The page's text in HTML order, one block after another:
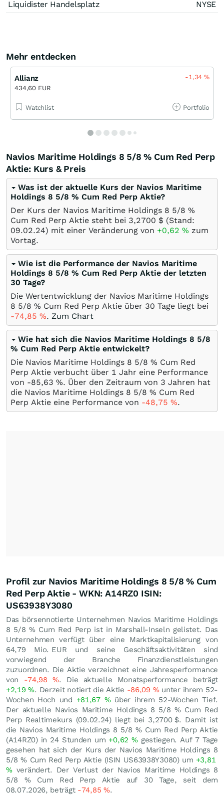
Liquidister Handelsplatz NYSE
Mehr entdecken
Allianz
434,60 EUR
-1,34%
Watchlist Portfolio
Navios Maritime Holdings 8 5/8 % Cum Red Perp
Aktie: Kurs & Preis
Was ist der aktuelle Kurs der Navios Maritime
Holdings 8 5/8 % Cum Red Perp Aktie?
Der Kurs der Navios Maritime Holdings 8 5/8 %
Cum Red Perp Aktie steht bei 3,2700 $ (Stand:
09.02.24) mit einer Veränderung von +0,62 % zum
Vortag.
Wie ist die Performance der Navios Maritime
Holdings 8 5/8 % Cum Red Perp Aktie der letzten
30 Tage?
Die Wertentwicklung der Navios Maritime Holdings
8 5/8 % Cum Red Perp Aktie über 30 Tage liegt bei
-74,85 %. Zum Chart
Wie hat sich die Navios Maritime Holdings 8 5/8
% Cum Red Perp Aktie entwickelt?
Die Navios Maritime Holdings 8 5/8 % Cum Red
Perp Aktie verbucht über 1 Jahr eine Performance
von -85,63 %. Über den Zeitraum von 3 Jahren hat
die Navios Maritime Holdings 8 5/8 % Cum Red
Perp Aktie eine Performance von -48,75 %.
Profil zur Navios Maritime Holdings 8 5/8 % Cum
Red Perp Aktie - WKN: A14RZ0 ISIN:
US63938Y3080
Das börsennotierte Unternehmen Navios Maritime Holdings
8 5/8 % Cum Red Perp ist in Marshall-Inseln gelistet. Das
Unternehmen verfügt über eine Marktkapitalisierung von
64,79 Mio. EUR und seine Geschäftsaktivitäten sind
vorwiegend der Branche Finanzdienstleistungen
zuzuordnen. Die Aktie verzeichnet eine Jahresperformance
von -74,98%. Die aktuelle Monatsperformance beträgt
+2,19%. Derzeit notiert die Aktie -86,09 %unter ihrem 52-
Wochen Hoch und +81,67 %über ihrem 52-Wochen Tief.
Der aktuelle Navios Maritime Holdings 8 5/8 % Cum Red
Perp Realtimekurs (09.02.24) liegt bei 3,2700 $. Damit ist
die Navios Maritime Holdings 8 5/8 % Cum Red Perp Aktie
(A14RZ0) in 24 Stunden um +0,62%gestiegen. Auf 7 Tage
gesehen hat sich der Kurs der Navios Maritime Holdings 8
5/8 % Cum Red Perp Aktie (ISIN US63938Y3080) um +3,81
%verändert. Der Verlust der Navios Maritime Holdings 8
5/8 % Cum Red Perp Aktie auf 30 Tage, seit dem
08.07.2026, beträgt -74,85 %.